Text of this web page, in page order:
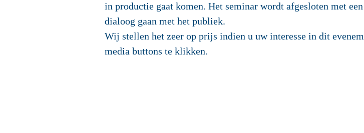
in productie gaat komen. Het seminar wordt afgesloten met
dialoog gaan met het publiek.
Wij stellen het zeer op prijs indien u uw interesse in dit
media buttons te klikken.